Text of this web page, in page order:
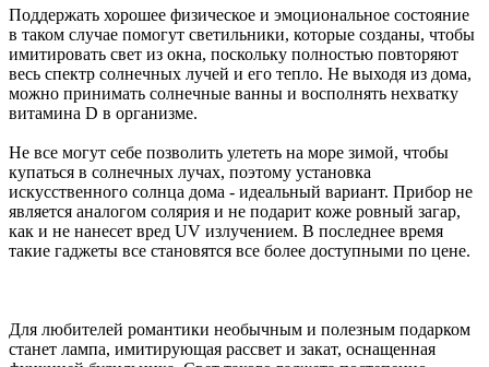
Поддержать хорошее физическое и эмоциональное состояние
в таком случае помогут светильники, которые созданы, чтобы
имитировать свет из окна, поскольку полностью повторяют
весь спектр солнечных лучей и его тепло. Не выходя из дома,
можно принимать солнечные ванны и восполнять нехватку
витамина D в организме.
Не все могут себе позволить улететь на море зимой, чтобы
купаться в солнечных лучах, поэтому установка
искусственного солнца дома - идеальный вариант. Прибор не
является аналогом солярия и не подарит коже ровный загар,
как и не нанесет вред UV излучением. В последнее время
такие гаджеты все становятся все более доступными по цене.
Для любителей романтики необычным и полезным подарком
станет лампа, имитирующая рассвет и закат, оснащенная